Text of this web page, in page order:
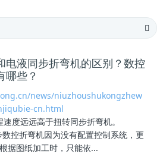
电液同步折弯机的区别？数控
哪些？
news/niuzhoushukongzhew
cn.html
速度远远高于扭转同步折弯机。
控折弯机因为没有配置控制系统，更
据图纸加工时，只能依...